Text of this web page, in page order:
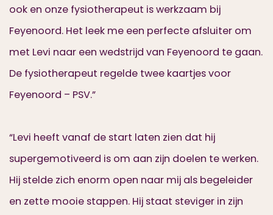
ook en onze fysiotherapeut is werkzaam bij
Feyenoord. Het leek me een perfecte afsluiter om
met Levi naar een wedstrijd van Feyenoord te gaan.
De fysiotherapeut regelde twee kaartjes voor
Feyenoord – PSV.”
“Levi heeft vanaf de start laten zien dat hij
supergemotiveerd is om aan zijn doelen te werken.
Hij stelde zich enorm open naar mij als begeleider
en zette mooie stappen. Hij staat steviger in zijn